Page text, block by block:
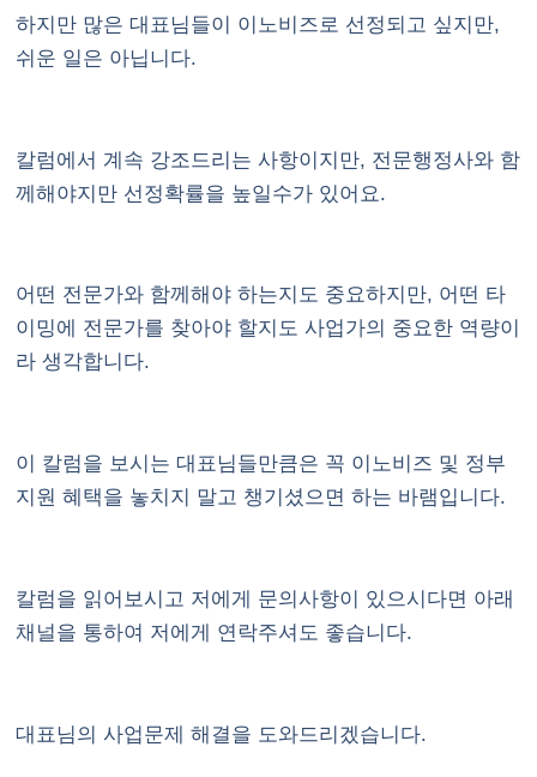
하지만 많은 대표님들이 이노비즈로 선정되고 싶지만,
쉬운 일은 아닙니다.
칼럼에서 계속 강조드리는 사항이지만, 전문행정사와 함
께해야지만 선정확률을 높일수가 있어요.
어떤 전문가와 함께해야 하는지도 중요하지만, 어떤 타
이밍에 전문가를 찾아야 할지도 사업가의 중요한 역량이
라 생각합니다.
이 칼럼을 보시는 대표님들만큼은 꼭 이노비즈 및 정부
지원 혜택을 놓치지 말고 챙기셨으면 하는 바램입니다.
칼럼을 읽어보시고 저에게 문의사항이 있으시다면 아래
채널을 통하여 저에게 연락주셔도 좋습니다.
대표님의 사업문제 해결을 도와드리겠습니다.